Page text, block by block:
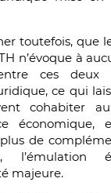
toutefois, que
n’évoque à
entre ces deux
ce qui
cohabiter
économique,
de
l’émulation
majeure.